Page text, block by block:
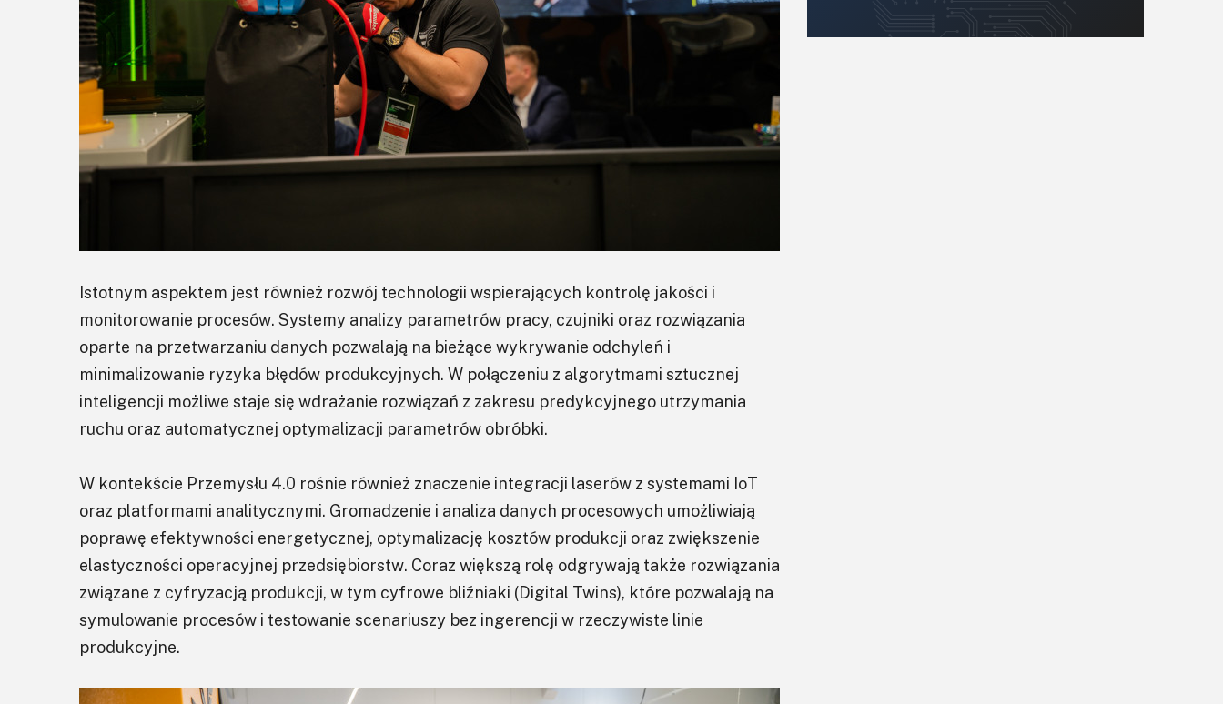
Istotnym aspektem jest również rozwój technologii wspierających kontrolę jakości i
monitorowanie procesów. Systemy analizy parametrów pracy, czujniki oraz rozwiązania
oparte na przetwarzaniu danych pozwalają na bieżące wykrywanie odchyleń i
minimalizowanie ryzyka błędów produkcyjnych. W połączeniu z algorytmami sztucznej
inteligencji możliwe staje się wdrażanie rozwiązań z zakresu predykcyjnego utrzymania
ruchu oraz automatycznej optymalizacji parametrów obróbki.
W kontekście Przemysłu 4.0 rośnie również znaczenie integracji laserów z systemami IoT
oraz platformami analitycznymi. Gromadzenie i analiza danych procesowych umożliwiają
poprawę efektywności energetycznej, optymalizację kosztów produkcji oraz zwiększenie
elastyczności operacyjnej przedsiębiorstw. Coraz większą rolę odgrywają także rozwiązania
związane z cyfryzacją produkcji, w tym cyfrowe bliźniaki (Digital Twins), które pozwalają na
symulowanie procesów i testowanie scenariuszy bez ingerencji w rzeczywiste linie
produkcyjne.